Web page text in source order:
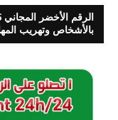
بالأشخاص وتهريب